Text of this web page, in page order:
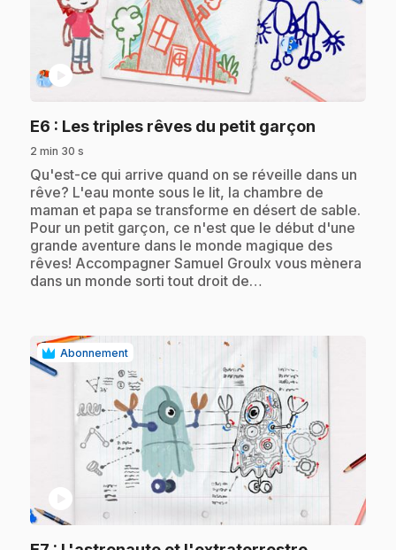
play_circle
E6 : Les triples rêves du petit garçon
2 min 30 s
.Qu'est-ce qui arrive quand on se réveille dans un
rêve? L'eau monte sous le lit, la chambre de
maman et papa se transforme en désert de sable.
Pour un petit garçon, ce n'est que le début d'une
grande aventure dans le monde magique des
rêves! Accompagner Samuel Groulx vous mènera
dans un monde sorti tout droit de…
Abonnement
play_circle